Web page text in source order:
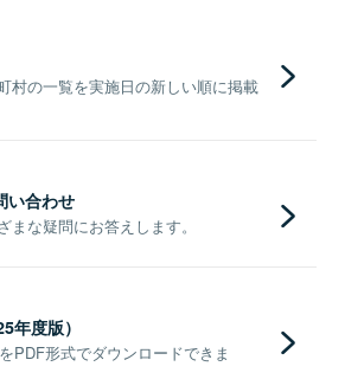
村の一覧を実施日の新しい順に掲載
い合わせ
な疑問にお答えします。
年度版）
PDF形式でダウンロードできま